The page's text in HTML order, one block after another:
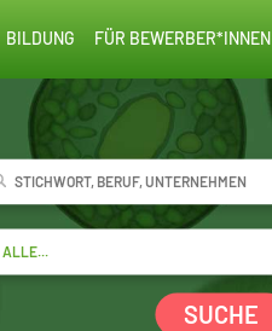
FÜR BEWERBER*INNEN
BILDUNG
SUCHE